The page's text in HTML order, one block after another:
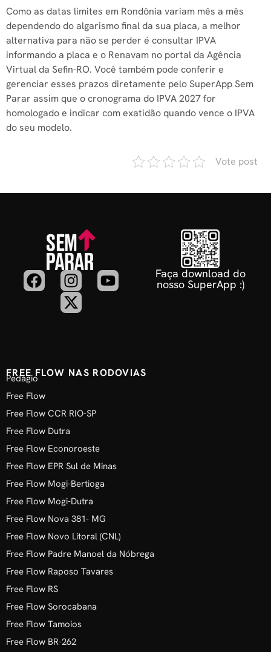
Como as datas limites em Rondônia variam mês a mês
dependendo do algarismo final da sua placa, a melhor
alternativa para não se perder é consultar IPVA
informando a placa e o Renavam no portal da Agência
Virtual da Sefin-RO. Você também pode conferir e
gerenciar esses prazos diretamente pelo SuperApp Sem
Parar assim que o cronograma do IPVA 2027 for
homologado e indicar com exatidão quando vence o IPVA
do seu modelo.
Vote post
Faça download do
nosso SuperApp :)
FREE FLOW NAS RODOVIAS
Pedágio
Free Flow
Free Flow CCR RIO-SP
Free Flow Dutra
Free Flow Econoroeste
Free Flow EPR Sul de Minas
Free Flow Mogi-Bertioga
Free Flow Mogi-Dutra
Free Flow Nova 381- MG
Free Flow Novo Litoral (CNL)
Free Flow Padre Manoel da Nóbrega
Free Flow Raposo Tavares
Free Flow RS
Free Flow Sorocabana
Free Flow Tamoios
Free Flow BR-262